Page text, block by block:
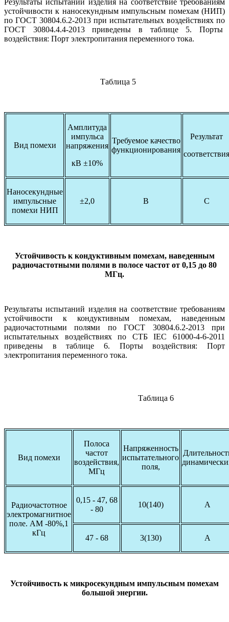
устойчивости к наносекундным импульсным помехам (НИП)
по ГОСТ 30804.6.2-2013 при испытательных воздействиях по
ГОСТ 30804.4.4-2013 приведены в таблице 5. Порты
воздействия: Порт электропитания переменного тока.
Таблица 5
Вид помехи
Амплитуда
импульса
напряжения
кВ ±10%
Требуемое качество
функционирования
Результат
соответствия
Наносекундные
импульсные
помехи НИП
±2,0 В С
Устойчивость к кондуктивным помехам, наведенным
радиочастотными полями в полосе частот от 0,15 до 80
МГц.
Результаты испытаний изделия на соответствие требованиям
устойчивости к кондуктивным помехам, наведенным
радиочастотными полями по ГОСТ 30804.6.2-2013 при
испытательных воздействиях по СТБ IEC 61000-4-6-2011
приведены в таблице 6. Порты воздействия: Порт
электропитания переменного тока.
Таблица 6
Вид помехи
Полоса
частот
воздействия,
МГц
Напряженность
испытательного
поля,
Радиочастотное
электромагнитное
поле. АМ -80%,1
кГц
0,15 - 47, 68
- 80
10(140) А
47 - 68 3(130) А
Устойчивость к микросекундным импульсным помехам
большой энергии.